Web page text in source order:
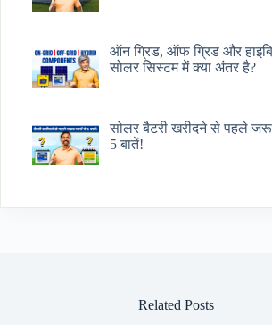
ऑन ग्रिड, ऑफ ग्रिड और
सोलर सिस्टम में क्या अंतर है?
सोलर बैटरी खरीदने से पहले
5 बातें!
Related Posts